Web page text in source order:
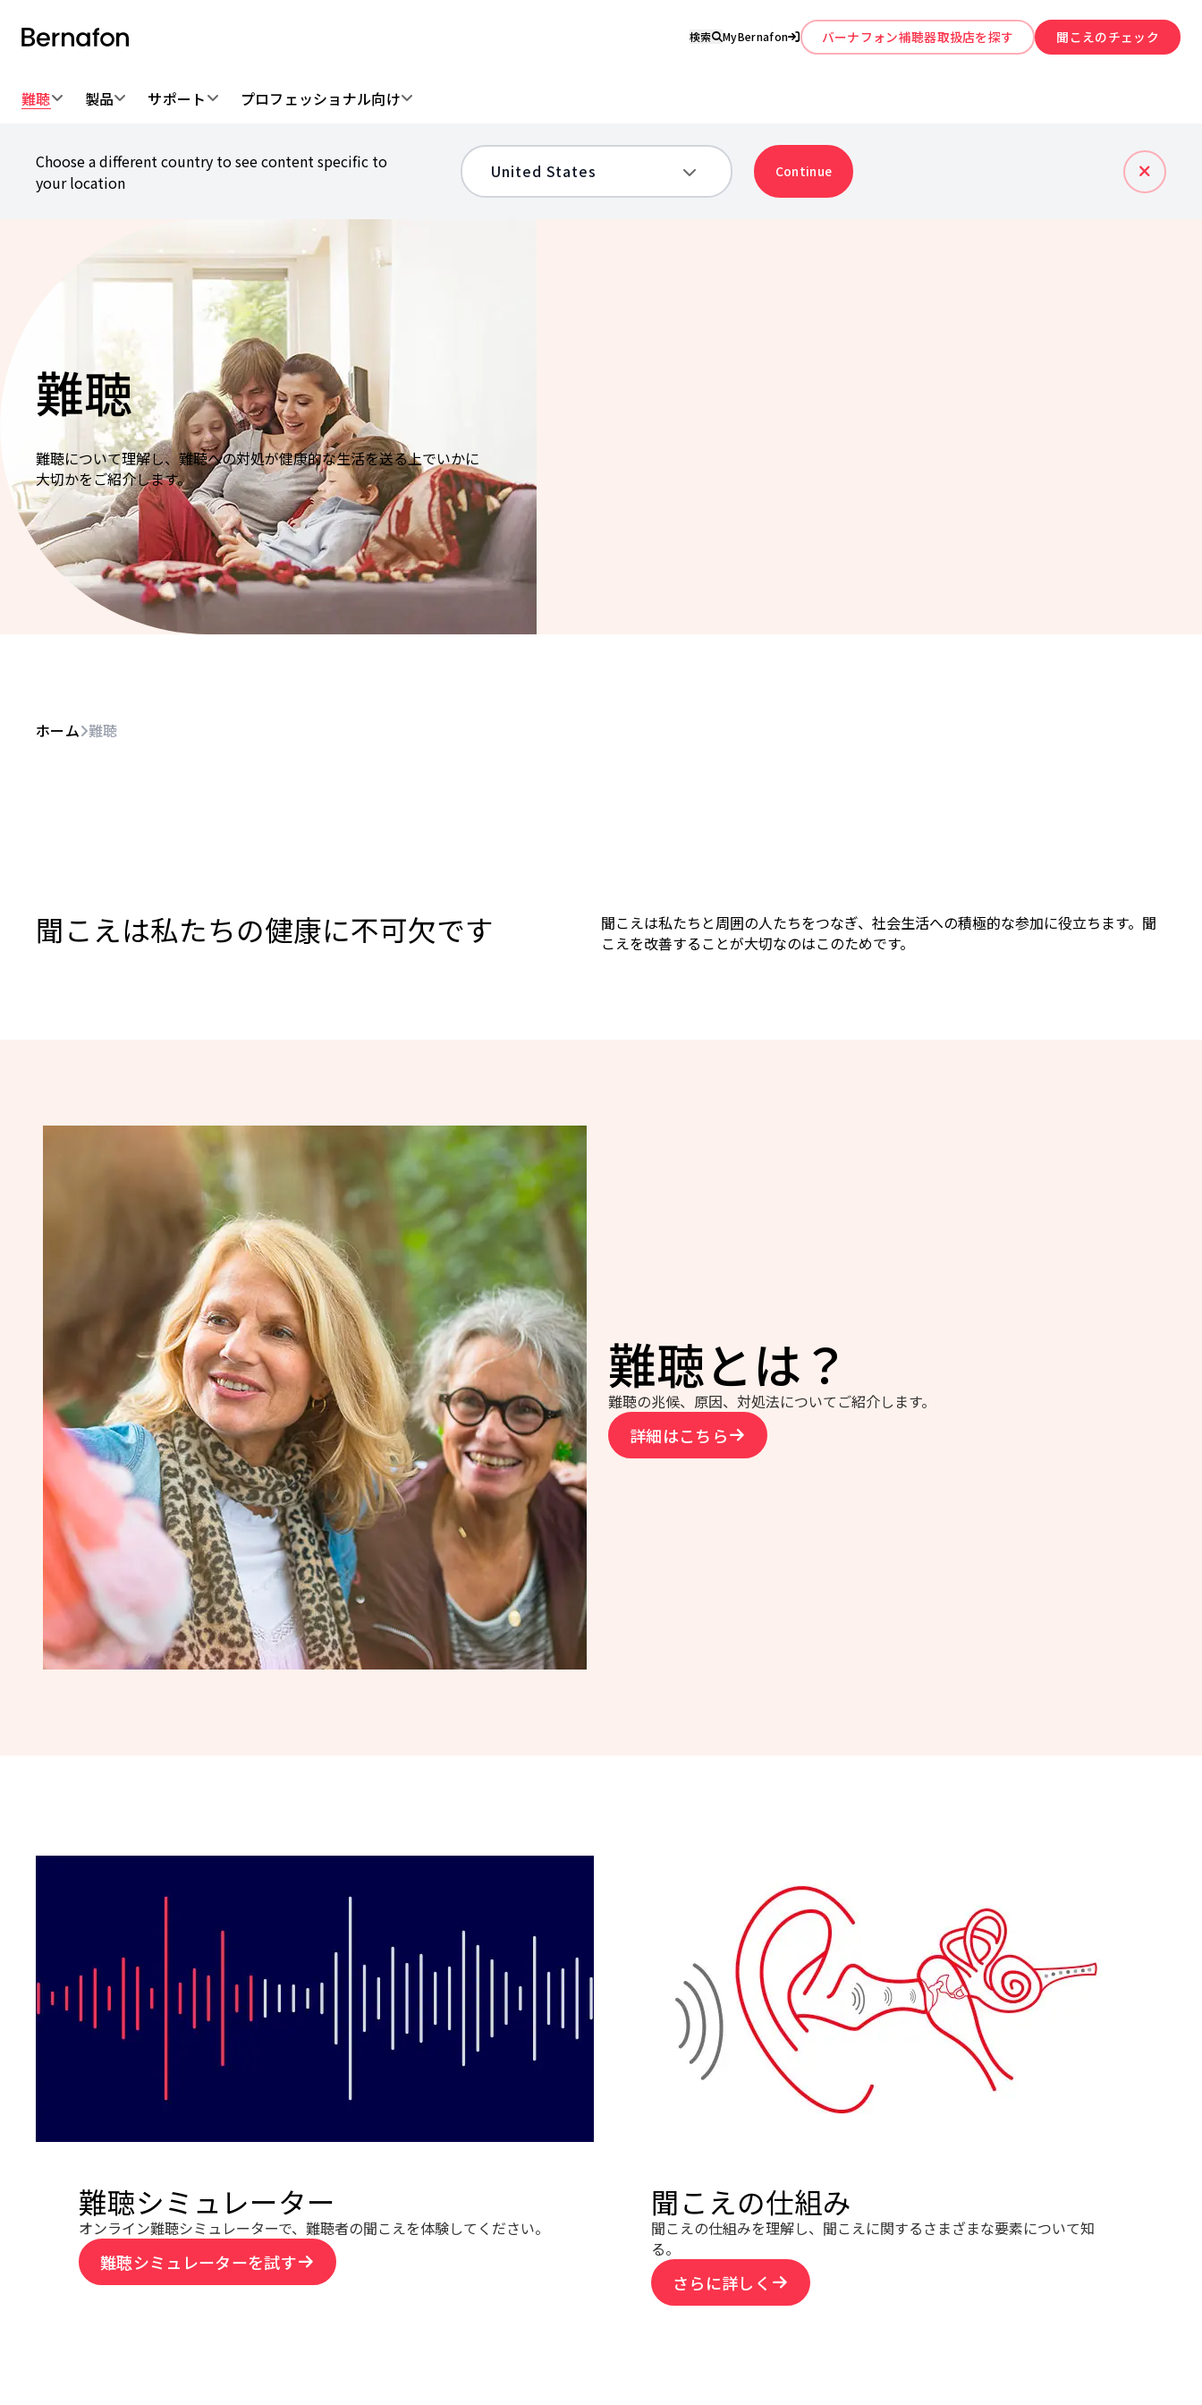
検索 MyBernafon バーナフォン補聴器取扱店を探す 聞こえのチェック
難聴 製品 サポート プロフェッショナル向け
Choose a different country to see content specific to
your location
Continue
難聴
難聴について理解し、難聴への対処が健康的な生活を送る上でいかに
大切かをご紹介します。
ホーム 難聴
聞こえは私たちの健康に不可欠です
聞こえは私たちと周囲の人たちをつなぎ、社会生活への積極的な参加に役立ちます。聞
こえを改善することが大切なのはこのためです。
難聴とは？
難聴の兆候、原因、対処法についてご紹介します。
詳細はこちら
難聴シミュレーター
オンライン難聴シミュレーターで、難聴者の聞こえを体験してください。
難聴シミュレーターを試す
聞こえの仕組み
聞こえの仕組みを理解し、聞こえに関するさまざまな要素について知
る。
さらに詳しく